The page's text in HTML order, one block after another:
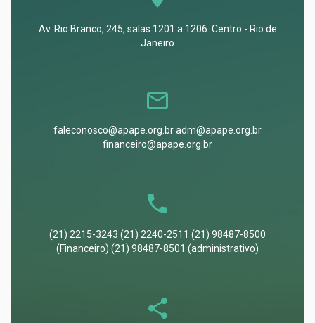
Av. Rio Branco, 245, salas 1201 a 1206. Centro - Rio de
Janeiro
faleconosco@apape.org.br adm@apape.org.br
financeiro@apape.org.br
(21) 2215-3243 (21) 2240-2511 (21) 98487-8500
(Financeiro) (21) 98487-8501 (administrativo)